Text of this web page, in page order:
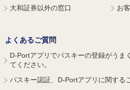
大和証券以外の窓口
お
よくあるご質問
D-Portアプリでパスキーの登録がうま
てください。
パスキー認証、D-Portアプリに関する